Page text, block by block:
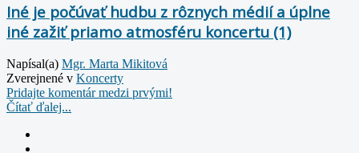
Iné je počúvať hudbu z rôznych médií a úplne
iné zažiť priamo atmosféru koncertu (1)
Napísal(a) Mgr. Marta Mikitová
Zverejnené v Koncerty
Pridajte komentár medzi prvými!
Čítať ďalej...